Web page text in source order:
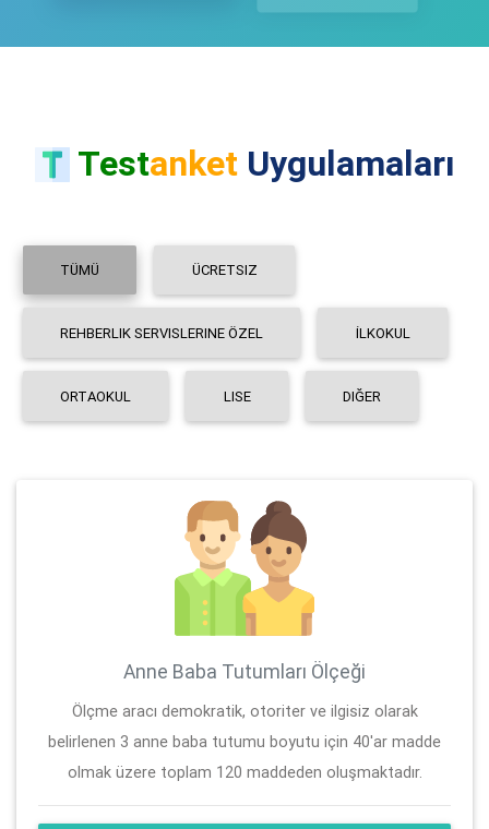
TestanketUygulamaları
TÜMÜ ÜCRETSIZ
REHBERLIK SERVISLERINE ÖZEL İLKOKUL
ORTAOKUL LISE DIĞER
Anne Baba Tutumları Ölçeği
Ölçme aracı demokratik, otoriter ve ilgisiz olarak
belirlenen 3 anne baba tutumu boyutu için 40'ar madde
olmak üzere toplam 120 maddeden oluşmaktadır.